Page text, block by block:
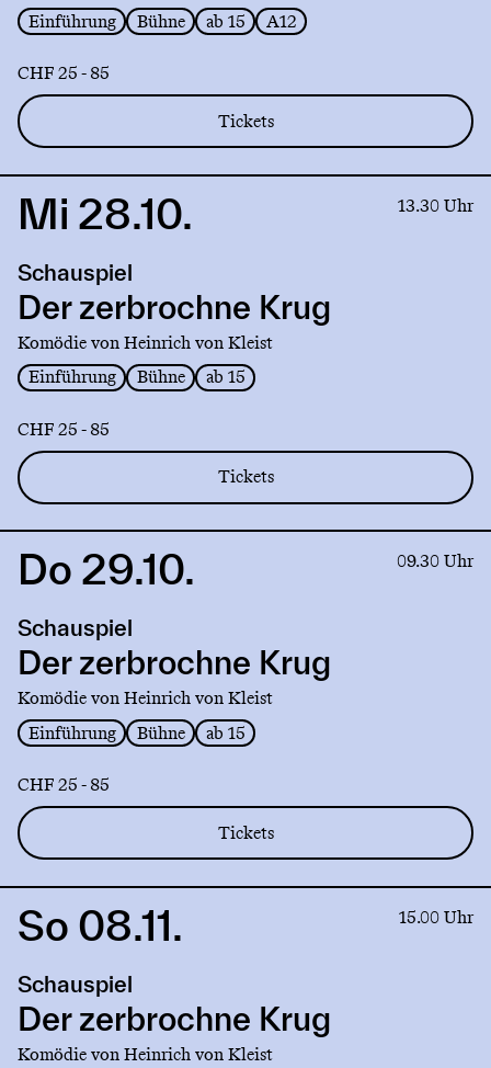
Einführung
Bühne ab 15 A12
CHF 25 - 85
Tickets
Link
Der
zerbrochne
Krug
Mi 28.10. 13.30 Uhr
Schauspiel
Der zerbrochne Krug
Komödie von Heinrich von Kleist
Einführung
Bühne ab 15
CHF 25 - 85
Tickets
Link
Der
zerbrochne
Krug
Do 29.10. 09.30 Uhr
Schauspiel
Der zerbrochne Krug
Komödie von Heinrich von Kleist
Einführung
Bühne ab 15
CHF 25 - 85
Tickets
Link
Der
zerbrochne
Krug
So 08.11. 15.00 Uhr
Schauspiel
Der zerbrochne Krug
Komödie von Heinrich von Kleist